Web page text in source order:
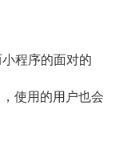
程序的面对的
使用的用户也会